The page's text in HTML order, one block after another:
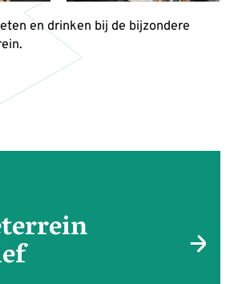
en drinken bij de bijzondere